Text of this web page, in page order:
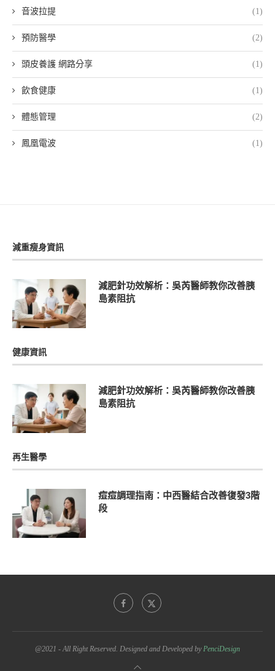
音波拉提 (1)
預防醫學 (2)
頭皮養護 網路分享 (1)
飲食健康 (1)
體態管理 (2)
鳳凰電波 (1)
減重瘦身資訊
減肥針功效解析：吳芮醫師教你改善胰
島素阻抗
健康資訊
減肥針功效解析：吳芮醫師教你改善胰
島素阻抗
再生醫學
痘痘調理指南：中西醫結合改善復發3階
段
@2021 - All Right Reserved. Designed and Developed byPenciDesign